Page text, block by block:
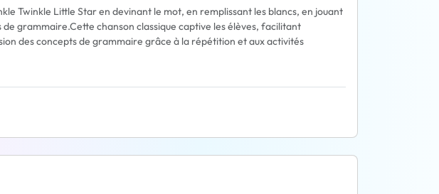
Twinkle Little Star en devinant le mot, en remplissant les blancs, en jouant
grammaire.Cette chanson classique captive les élèves, facilitant
des concepts de grammaire grâce à la répétition et aux activités